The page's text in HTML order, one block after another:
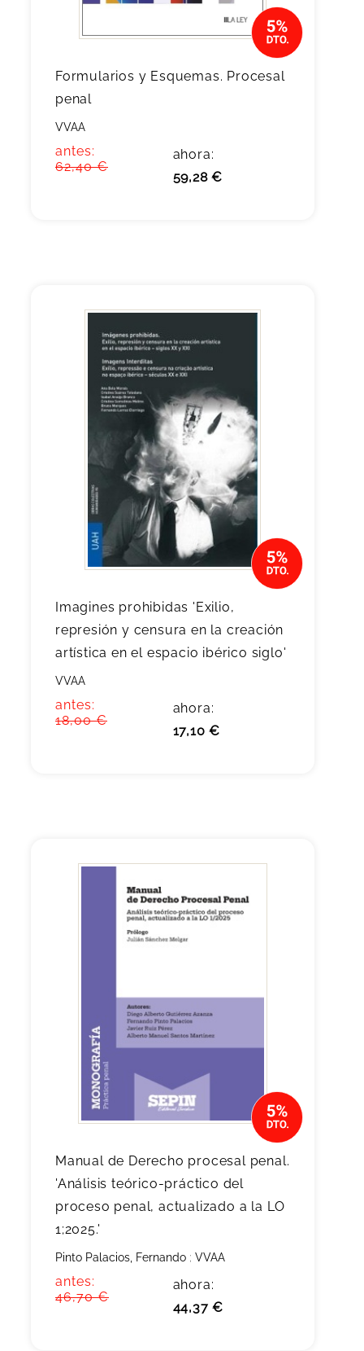
Formularios y Esquemas. Procesal
penal
VVAA
antes:
62,40 €
ahora:
59,28 €
Imagines prohibidas 'Exilio,
represión y censura en la creación
artística en el espacio ibérico siglo'
VVAA
antes:
18,00 €
ahora:
17,10 €
Manual de Derecho procesal penal.
'Análisis teórico-práctico del
proceso penal, actualizado a la LO
1;2025.'
Pinto Palacios, Fernando ; VVAA
antes:
46,70 €
ahora:
44,37 €